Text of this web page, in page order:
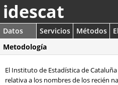
idescat
Datos Servicios Métodos
Metodología
El Instituto de Estadística de
relativa a los nombres de los recién